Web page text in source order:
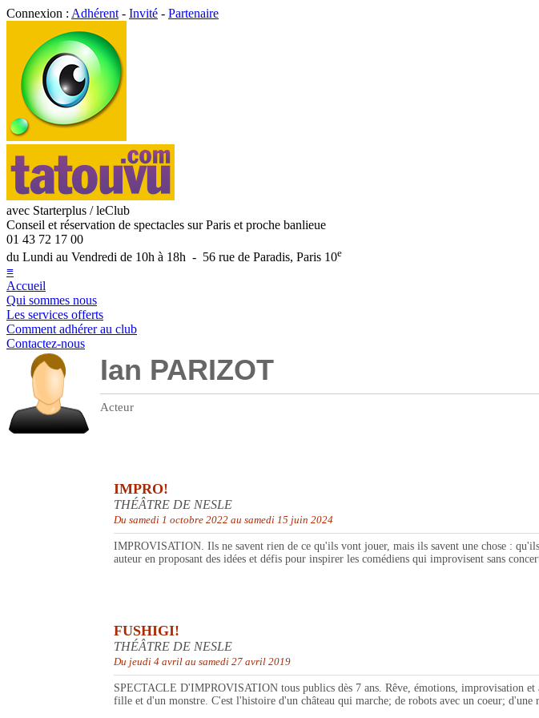
Connexion : Adhérent - Invité - Partenaire
avec Starterplus / leClub
Conseil et réservation de spectacles sur Paris et proche banlieue
01 43 72 17 00
du Lundi au Vendredi de 10h à 18h - 56 rue de Paradis, Paris 10e
≡
Accueil
Qui sommes nous
Les services offerts
Comment adhérer au club
Contactez-nous
Ian PARIZOT
Acteur
IMPRO!
THÉÂTRE DE NESLE
Du samedi 1 octobre 2022 au samedi 15 juin 2024
IMPROVISATION. Ils ne savent rien de ce qu'ils vont jouer, mais ils savent une chose :
auteur en proposant des idées et défis pour inspirer les comédiens qui improvisent sans
FUSHIGI!
THÉÂTRE DE NESLE
Du jeudi 4 avril au samedi 27 avril 2019
SPECTACLE D'IMPROVISATION tous publics dès 7 ans. Rêve, émotions, improvisation
fille et d'un monstre. C'est l'histoire d'un château qui marche; de robots avec un coeur;